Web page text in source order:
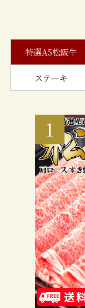
特選A5松阪牛
ステーキ